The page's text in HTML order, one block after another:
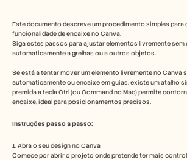
Este documento descreve um procedimento simples para
funcionalidade de encaixe no Canva.
Siga estes passos para ajustar elementos livremente sem
automaticamente a grelhas ou a outros objetos.
Se está a tentar mover um elemento livremente no Canva
automaticamente ou encaixe em guias, existe um atalho
premida a tecla Ctrl (ou Command no Mac) permite
encaixe, ideal para posicionamentos precisos.
Instruções passo a passo:
1. Abra o seu design no Canva
Comece por abrir o projeto onde pretende ter mais
Announcement
Partner Program
CASOS DE UTILIZAÇÃO
Gestão da Mudança
Capacitação de vendas
Pré-venda
Marketing de Produto
Sucesso do Cliente
See more